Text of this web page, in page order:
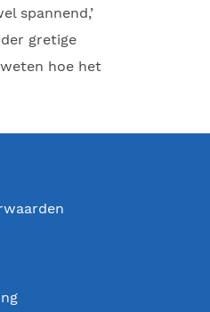
spannend,’
gretige
hoe het